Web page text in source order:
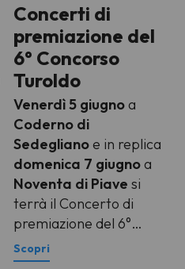
Concerti di
premiazione del
6° Concorso
Turoldo
Venerdì 5 giugnoa
Coderno di
Sedeglianoe in replica
domenica 7 giugnoa
Noventa di Piave si
terrà il Concerto di
premiazione del 6°
Concorso internazionale
di composizione su testi